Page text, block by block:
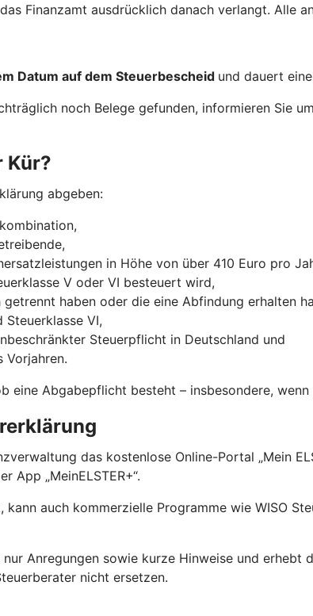
Finanzamt ausdrücklich danach verlangt. Alle
Datum auf dem Steuerbescheid und dauert
noch Belege gefunden, informieren Sie
Kür?
abgeben:
in Höhe von über 410 Euro pro
V oder VI besteuert wird,
haben oder die eine Abfindung erhalten
VI,
Steuerpflicht in Deutschland und
Vorjahren.
eine Abgabepflicht besteht – insbesondere,
das kostenlose Online-Portal „Mein
App „MeinELSTER+“.
auch kommerzielle Programme wie WISO
Anregungen sowie kurze Hinweise und
nicht ersetzen.